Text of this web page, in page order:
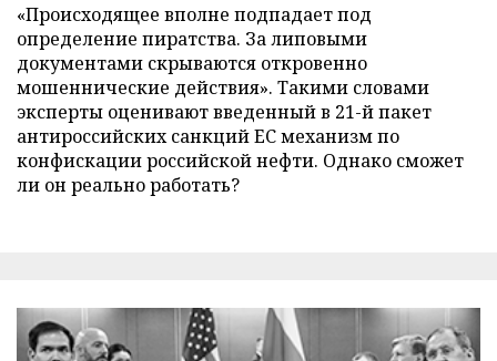
«Происходящее вполне подпадает под
определение пиратства. За липовыми
документами скрываются откровенно
мошеннические действия». Такими словами
эксперты оценивают введенный в 21-й пакет
антироссийских санкций ЕС механизм по
конфискации российской нефти. Однако сможет
ли он реально работать?